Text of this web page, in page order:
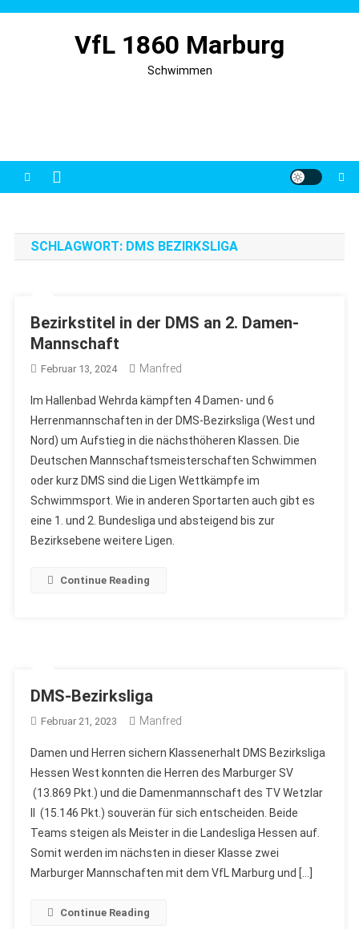
VfL 1860 Marburg
Schwimmen
SCHLAGWORT: DMS BEZIRKSLIGA
Bezirkstitel in der DMS an 2. Damen-
Mannschaft
Februar 13, 2024 Manfred
Im Hallenbad Wehrda kämpften 4 Damen- und 6
Herrenmannschaften in der DMS-Bezirksliga (West und
Nord) um Aufstieg in die nächsthöheren Klassen. Die
Deutschen Mannschaftsmeisterschaften Schwimmen
oder kurz DMS sind die Ligen Wettkämpfe im
Schwimmsport. Wie in anderen Sportarten auch gibt es
eine 1. und 2. Bundesliga und absteigend bis zur
Bezirksebene weitere Ligen.
Continue Reading
DMS-Bezirksliga
Februar 21, 2023 Manfred
Damen und Herren sichern Klassenerhalt DMS Bezirksliga
Hessen West konnten die Herren des Marburger SV
(13.869 Pkt.) und die Damenmannschaft des TV Wetzlar
II (15.146 Pkt.) souverän für sich entscheiden. Beide
Teams steigen als Meister in die Landesliga Hessen auf.
Somit werden im nächsten in dieser Klasse zwei
Marburger Mannschaften mit dem VfL Marburg und […]
Continue Reading